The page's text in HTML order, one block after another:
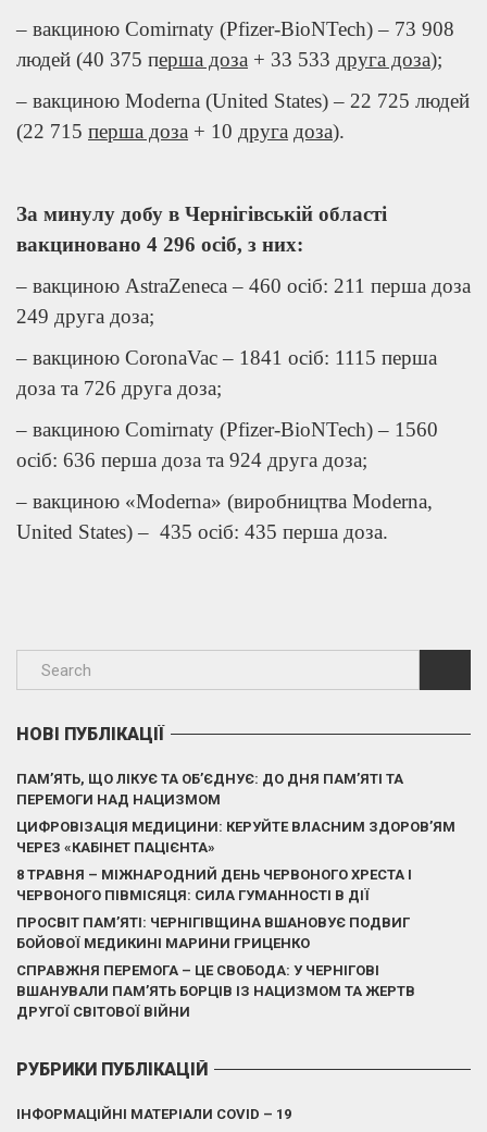
– вакциною Comirnaty (Pfizer-BioNTech) – 73 908
людей (40 375 перша доза + 33 533 друга доза);
– вакциною Moderna (United States) – 22 725 людей
(22 715 перша доза + 10 друга доза).
За минулу добу в Чернігівській області
вакциновано 4 296 осіб, з них:
– вакциною AstraZeneca – 460 осіб: 211 перша доза
249 друга доза;
– вакциною CoronaVac – 1841 осіб: 1115 перша
доза та 726 друга доза;
– вакциною Comirnaty (Pfizer-BioNTech) – 1560
осіб: 636 перша доза та 924 друга доза;
– вакциною «Moderna» (виробництва Moderna,
United States) – 435 осіб: 435 перша доза.
НОВІ ПУБЛІКАЦІЇ
ПАМ’ЯТЬ, ЩО ЛІКУЄ ТА ОБ’ЄДНУЄ: ДО ДНЯ ПАМ’ЯТІ ТА
ПЕРЕМОГИ НАД НАЦИЗМОМ
ЦИФРОВІЗАЦІЯ МЕДИЦИНИ: КЕРУЙТЕ ВЛАСНИМ ЗДОРОВ’ЯМ
ЧЕРЕЗ «КАБІНЕТ ПАЦІЄНТА»
8 ТРАВНЯ – МІЖНАРОДНИЙ ДЕНЬ ЧЕРВОНОГО ХРЕСТА І
ЧЕРВОНОГО ПІВМІСЯЦЯ: СИЛА ГУМАННОСТІ В ДІЇ
ПРОСВІТ ПАМ’ЯТІ: ЧЕРНІГІВЩИНА ВШАНОВУЄ ПОДВИГ
БОЙОВОЇ МЕДИКИНІ МАРИНИ ГРИЦЕНКО
СПРАВЖНЯ ПЕРЕМОГА – ЦЕ СВОБОДА: У ЧЕРНІГОВІ
ВШАНУВАЛИ ПАМ’ЯТЬ БОРЦІВ ІЗ НАЦИЗМОМ ТА ЖЕРТВ
ДРУГОЇ СВІТОВОЇ ВІЙНИ
РУБРИКИ ПУБЛІКАЦІЙ
ІНФОРМАЦІЙНІ МАТЕРІАЛИ COVID – 19